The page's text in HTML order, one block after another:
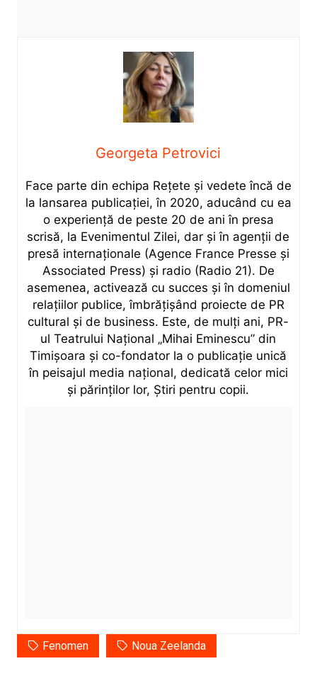
Georgeta Petrovici
Face parte din echipa Rețete și vedete încă de
la lansarea publicației, în 2020, aducând cu ea
o experiență de peste 20 de ani în presa
scrisă, la Evenimentul Zilei, dar și în agenții de
presă internaționale (Agence France Presse și
Associated Press) și radio (Radio 21). De
asemenea, activează cu succes și în domeniul
relațiilor publice, îmbrățișând proiecte de PR
cultural și de business. Este, de mulți ani, PR-
ul Teatrului Național „Mihai Eminescu” din
Timișoara și co-fondator la o publicație unică
în peisajul media național, dedicată celor mici
și părinților lor, Știri pentru copii.
Fenomen Noua Zeelanda